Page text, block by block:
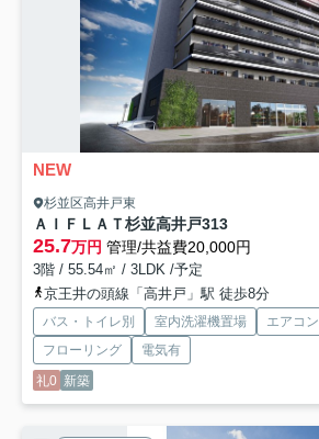
NEW
杉並区高井戸東
ＡＩＦＬＡＴ杉並高井戸313
25.7万円 管理/共益費20,000円
3階 / 55.54㎡ / 3LDK /予定
京王井の頭線「高井戸」駅 徒歩8分
バス・トイレ別 室内洗濯機置場 エアコン
フローリング
電気有
礼0 新築